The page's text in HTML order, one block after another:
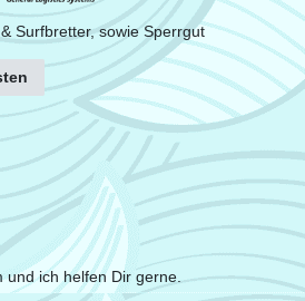
Surfbretter, sowie Sperrgut
und ich helfen Dir gerne.